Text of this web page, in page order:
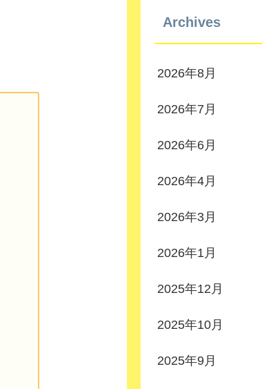
Archives
2026年8月
2026年7月
2026年6月
2026年4月
2026年3月
2026年1月
2025年12月
2025年10月
2025年9月